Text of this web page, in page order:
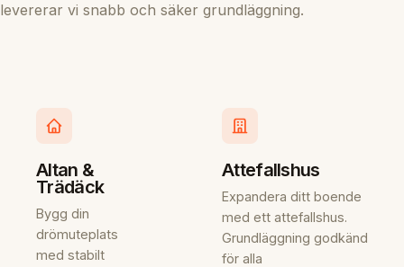
levererar vi snabb och säker grundläggning.
Altan &
Trädäck
Bygg din
drömuteplats
med stabilt
Attefallshus
Expandera ditt boende
med ett attefallshus.
Grundläggning godkänd
för alla